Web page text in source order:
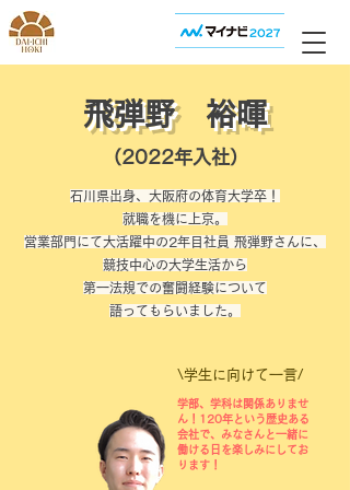
​飛弾野 裕暉
（2022年入社）
石川県出身、大阪府の体育大学卒！
​就職を機に上京。
営業部門にて大活躍中の2年目社員 飛弾野さんに、
競技中心の大学生活から
第一法規での奮闘経験について
語ってもらいました。
学部、学科は関係ありませ
ん！120年という歴史ある
会社で、みなさんと一緒に
働ける日を楽しみにしてお
ります！
​\学生に向けて一言/